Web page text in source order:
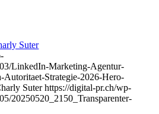
Suter
LinkedIn-Marketing-Agentur-
Autoritaet-Strategie-2026-Hero-
Suter https://digital-pr.ch/wp-
20250520_2150_Transparenter-